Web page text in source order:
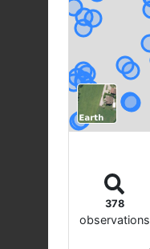
378
observations